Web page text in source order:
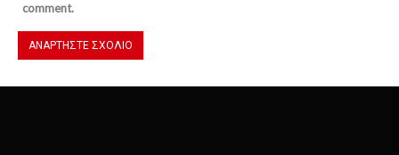
comment.